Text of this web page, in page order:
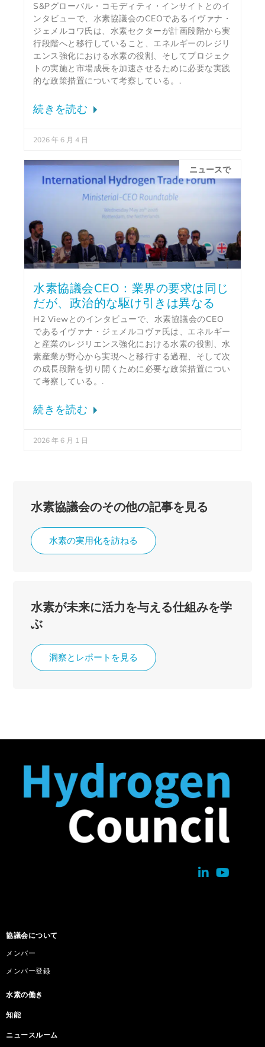
S&Pグローバル・コモディティ・インサイトとのイ
ンタビューで、水素協議会のCEOであるイヴァナ・
ジェメルコワ氏は、水素セクターが計画段階から実
行段階へと移行していること、エネルギーのレジリ
エンス強化における水素の役割、そしてプロジェク
トの実施と市場成長を加速させるために必要な実践
的な政策措置について考察している。.
続きを読む
2026 年 6 月 4 日
ニュースで
水素協議会CEO：業界の要求は同じ
だが、政治的な駆け引きは異なる
H2 Viewとのインタビューで、水素協議会のCEO
であるイヴァナ・ジェメルコヴァ氏は、エネルギー
と産業のレジリエンス強化における水素の役割、水
素産業が野心から実現へと移行する過程、そして次
の成長段階を切り開くために必要な政策措置につい
て考察している。.
続きを読む
2026 年 6 月 1 日
水素協議会のその他の記事を見る
水素の実用化を訪ねる
水素が未来に活力を与える仕組みを学
ぶ
洞察とレポートを見る
協議会について
メンバー
メンバー登録
水素の働き
知能
ニュースルーム